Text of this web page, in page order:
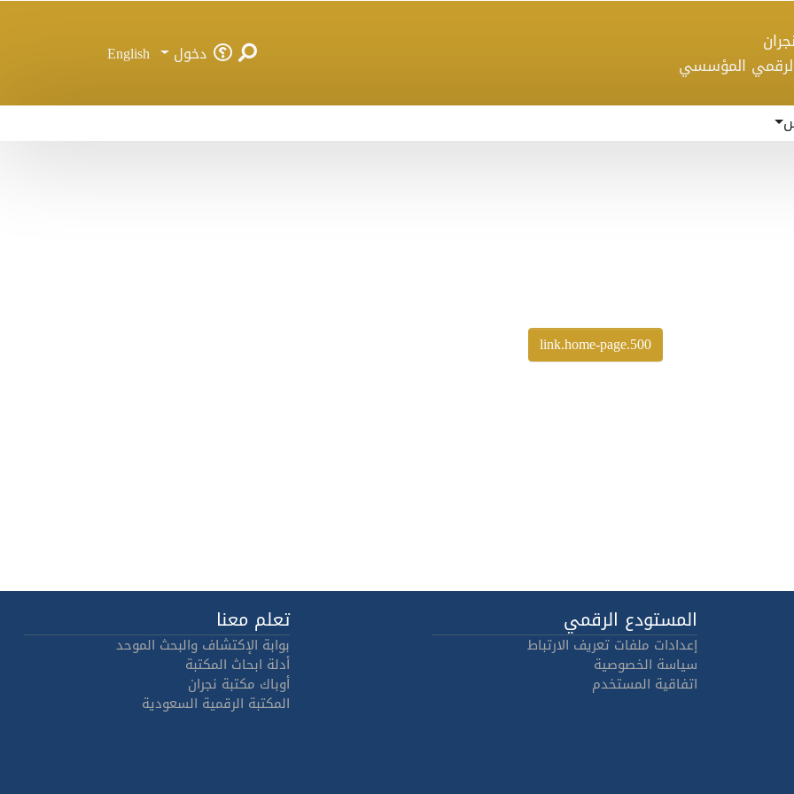
المؤسسي
دخول English
500.link.home-page
المستودع الرقمي
إعدادات ملفات تعريف الارتباط
سياسة الخصوصية
اتفاقية المستخدم
تعلم معنا
بوابة الإكتشاف والبحث الموحد
أدلة ابحاث المكتبة
أوباك مكتبة نجران
المكتبة الرقمية السعودية